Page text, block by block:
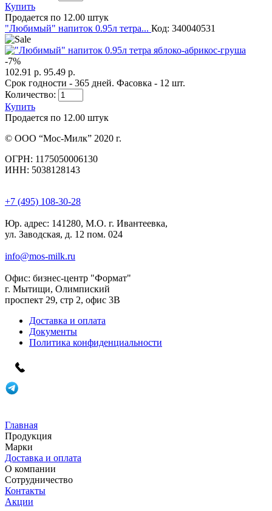
Купить
Продается по 12.00 штук
"Любимый" напиток 0.95л тетра... Код: 340040531
-7%
102.91 р. 95.49 р.
Срок годности - 365 дней. Фасовка - 12 шт.
Количество:
Купить
Продается по 12.00 штук
© ООО “Мос-Милк” 2020 г.
ОГРН: 1175050006130
ИНН: 5038128143
+7 (495) 108-30-28
Юр. адрес: 141280, М.О. г. Ивантеевка,
ул. Заводская, д. 12 пом. 024
info@mos-milk.ru
Офис: бизнес-центр "Формат"
г. Мытищи, Олимпиский
проспект 29, стр 2, офис 3B
Доставка и оплата
Документы
Политика конфиденциальности
Главная
Продукция
Марки
Доставка и оплата
О компании
Сотрудничество
Контакты
Акции